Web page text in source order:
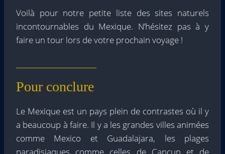
Voilà pour notre petite liste des sites naturels
incontournables du Mexique. N’hésitez pas à y
faire un tour lors de votre prochain voyage !
Pour conclure
Le Mexique est un pays plein de contrastes où il y
a beaucoup à faire. Il y a les grandes villes animées
comme Mexico et Guadalajara, les plages